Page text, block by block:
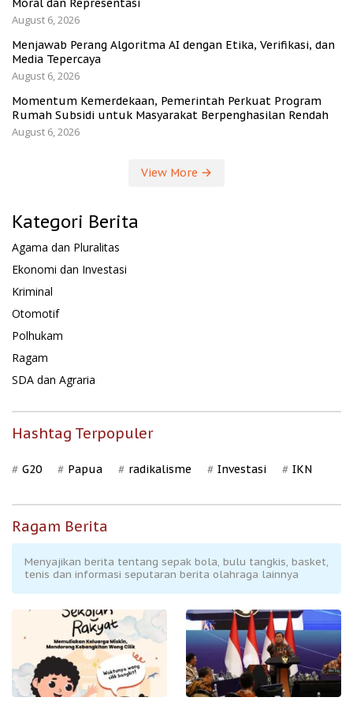
Moral dan Representasi
August 6, 2026
Menjawab Perang Algoritma AI dengan Etika, Verifikasi, dan
Media Tepercaya
August 6, 2026
Momentum Kemerdekaan, Pemerintah Perkuat Program
Rumah Subsidi untuk Masyarakat Berpenghasilan Rendah
August 6, 2026
View More
Kategori Berita
Agama dan Pluralitas
Ekonomi dan Investasi
Kriminal
Otomotif
Polhukam
Ragam
SDA dan Agraria
Hashtag Terpopuler
G20 Papua radikalisme Investasi IKN
Ragam Berita
Menyajikan berita tentang sepak bola, bulu tangkis, basket,
tenis dan informasi seputaran berita olahraga lainnya